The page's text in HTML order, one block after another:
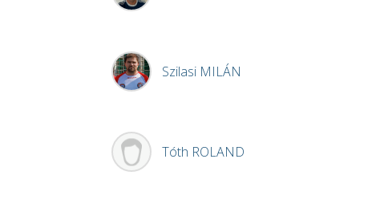
Szilasi MILÁN
Tóth ROLAND